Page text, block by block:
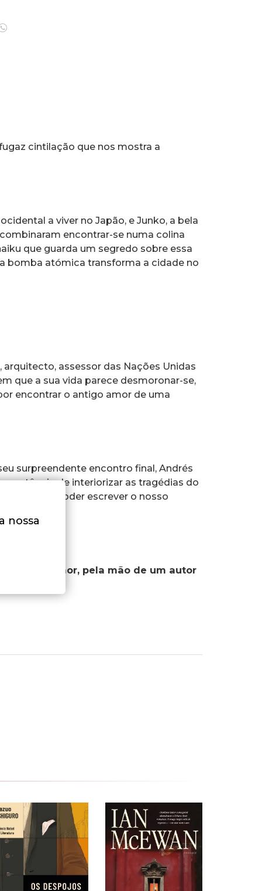
cintilação que nos mostra a
a viver no Japão, e Junko, a bela
encontrar-se numa colina
que guarda um segredo sobre essa
bomba atómica transforma a cidade no
arquitecto, assessor das Nações Unidas
que a sua vida parece desmoronar-se,
encontrar o antigo amor de uma
surpreendente encontro final, Andrés
de interiorizar as tragédias do
e assim poder escrever o nosso
e ao amor, pela mão de um autor
nossa